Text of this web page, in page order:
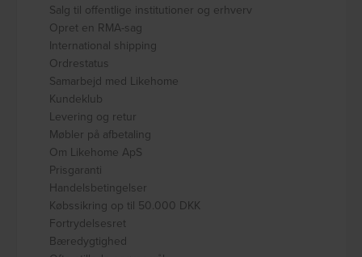
Salg til offentlige institutioner og erhverv
Opret en RMA-sag
International shipping
Ordrestatus
Samarbejd med Likehome
Kundeklub
Levering og retur
Møbler på afbetaling
Om Likehome ApS
Prisgaranti
Handelsbetingelser
Købssikring op til 50.000 DKK
Fortrydelsesret
Bæredygtighed